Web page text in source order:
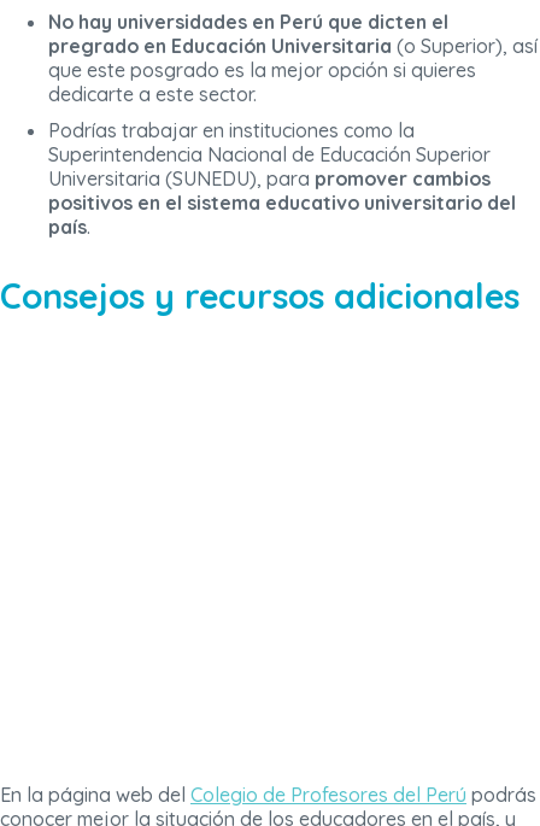
No hay universidades en Perú que dicten el
pregrado en Educación Universitaria (o Superior), así
que este posgrado es la mejor opción si quieres
dedicarte a este sector.
Podrías trabajar en instituciones como la
Superintendencia Nacional de Educación Superior
Universitaria (SUNEDU), para promover cambios
positivos en el sistema educativo universitario del
país.
Consejos y recursos adicionales
En la página web del Colegio de Profesores del Perú podrás
conocer mejor la situación de los educadores en el país, y